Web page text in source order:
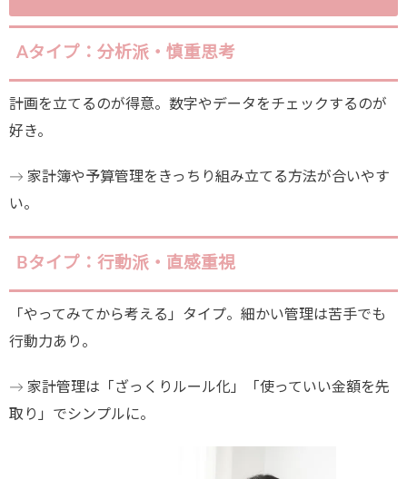
Aタイプ：分析派・慎重思考
計画を立てるのが得意。数字やデータをチェックするのが
好き。
→ 家計簿や予算管理をきっちり組み立てる方法が合いやす
い。
Bタイプ：行動派・直感重視
「やってみてから考える」タイプ。細かい管理は苦手でも
行動力あり。
→ 家計管理は「ざっくりルール化」「使っていい金額を先
取り」でシンプルに。